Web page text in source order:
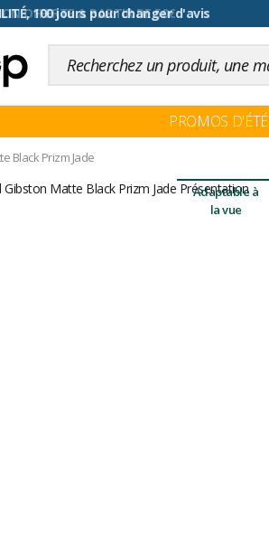
100 jours pour changer d'avis
PROMOS D'ÉTÉ
Black Prizm Jade
Adaptable à
la vue